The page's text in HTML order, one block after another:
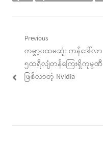
Post
navigation
Previous
Previous
post:
ကမ္ဘာ့ပထမဆုံး ကန်ဒေါ်လာ
၅ထရီလျံတန်ကြေးရှိကုမ္ပဏီ
ဖြစ်လာတဲ့ Nvidia